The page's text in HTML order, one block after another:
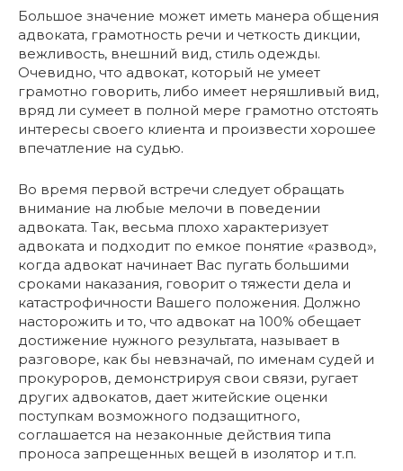
Большое значение может иметь манера общения
адвоката, грамотность речи и четкость дикции,
вежливость, внешний вид, стиль одежды.
Очевидно, что адвокат, который не умеет
грамотно говорить, либо имеет неряшливый вид,
вряд ли сумеет в полной мере грамотно отстоять
интересы своего клиента и произвести хорошее
впечатление на судью.
Во время первой встречи следует обращать
внимание на любые мелочи в поведении
адвоката. Так, весьма плохо характеризует
адвоката и подходит по емкое понятие «развод»,
когда адвокат начинает Вас пугать большими
сроками наказания, говорит о тяжести дела и
катастрофичности Вашего положения. Должно
насторожить и то, что адвокат на 100% обещает
достижение нужного результата, называет в
разговоре, как бы невзначай, по именам судей и
прокуроров, демонстрируя свои связи, ругает
других адвокатов, дает житейские оценки
поступкам возможного подзащитного,
соглашается на незаконные действия типа
проноса запрещенных вещей в изолятор и т.п.